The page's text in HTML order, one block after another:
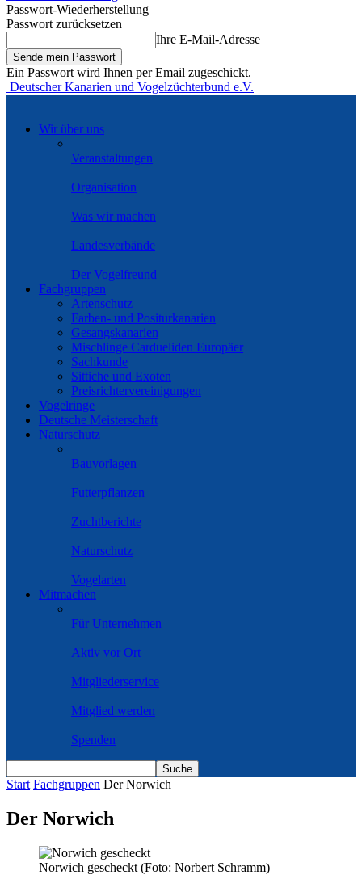
Passwort-Wiederherstellung
Passwort zurücksetzen
Ihre E-Mail-Adresse
Ein Passwort wird Ihnen per Email zugeschickt.
Deutscher Kanarien und Vogelzüchterbund e.V.
Wir über uns
Veranstaltungen
Organisation
Was wir machen
Landesverbände
Der Vogelfreund
Fachgruppen
Artenschutz
Farben- und Positurkanarien
Gesangskanarien
Mischlinge Cardueliden Europäer
Sachkunde
Sittiche und Exoten
Preisrichtervereinigungen
Vogelringe
Deutsche Meisterschaft
Naturschutz
Bauvorlagen
Futterpflanzen
Zuchtberichte
Naturschutz
Vogelarten
Mitmachen
Für Unternehmen
Aktiv vor Ort
Mitgliederservice
Mitglied werden
Spenden
Start Fachgruppen Der Norwich
Der Norwich
Norwich gescheckt (Foto: Norbert Schramm)